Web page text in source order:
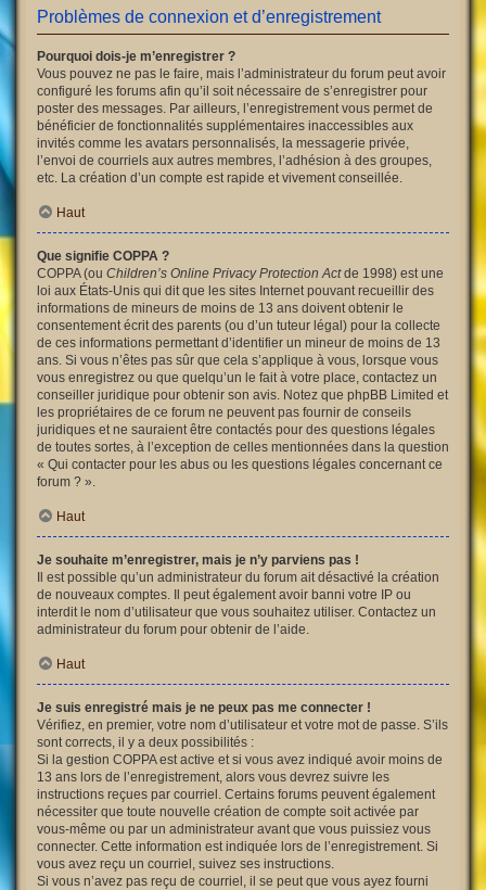
Problèmes de connexion et d’enregistrement
Pourquoi dois-je m’enregistrer ?
Vous pouvez ne pas le faire, mais l’administrateur du forum peut avoir
configuré les forums afin qu’il soit nécessaire de s’enregistrer pour
poster des messages. Par ailleurs, l’enregistrement vous permet de
bénéficier de fonctionnalités supplémentaires inaccessibles aux
invités comme les avatars personnalisés, la messagerie privée,
l’envoi de courriels aux autres membres, l’adhésion à des groupes,
etc. La création d’un compte est rapide et vivement conseillée.
Haut
Que signifie COPPA ?
COPPA (ou Children’s Online Privacy Protection Actde 1998) est une
loi aux États-Unis qui dit que les sites Internet pouvant recueillir des
informations de mineurs de moins de 13 ans doivent obtenir le
consentement écrit des parents (ou d’un tuteur légal) pour la collecte
de ces informations permettant d’identifier un mineur de moins de 13
ans. Si vous n’êtes pas sûr que cela s’applique à vous, lorsque vous
vous enregistrez ou que quelqu’un le fait à votre place, contactez un
conseiller juridique pour obtenir son avis. Notez que phpBB Limited et
les propriétaires de ce forum ne peuvent pas fournir de conseils
juridiques et ne sauraient être contactés pour des questions légales
de toutes sortes, à l’exception de celles mentionnées dans la question
« Qui contacter pour les abus ou les questions légales concernant ce
forum ? ».
Haut
Je souhaite m’enregistrer, mais je n’y parviens pas !
Il est possible qu’un administrateur du forum ait désactivé la création
de nouveaux comptes. Il peut également avoir banni votre IP ou
interdit le nom d’utilisateur que vous souhaitez utiliser. Contactez un
administrateur du forum pour obtenir de l’aide.
Haut
Je suis enregistré mais je ne peux pas me connecter !
Vérifiez, en premier, votre nom d’utilisateur et votre mot de passe. S’ils
sont corrects, il y a deux possibilités :
Si la gestion COPPA est active et si vous avez indiqué avoir moins de
13 ans lors de l’enregistrement, alors vous devrez suivre les
instructions reçues par courriel. Certains forums peuvent également
nécessiter que toute nouvelle création de compte soit activée par
vous-même ou par un administrateur avant que vous puissiez vous
connecter. Cette information est indiquée lors de l’enregistrement. Si
vous avez reçu un courriel, suivez ses instructions.
Si vous n’avez pas reçu de courriel, il se peut que vous ayez fourni